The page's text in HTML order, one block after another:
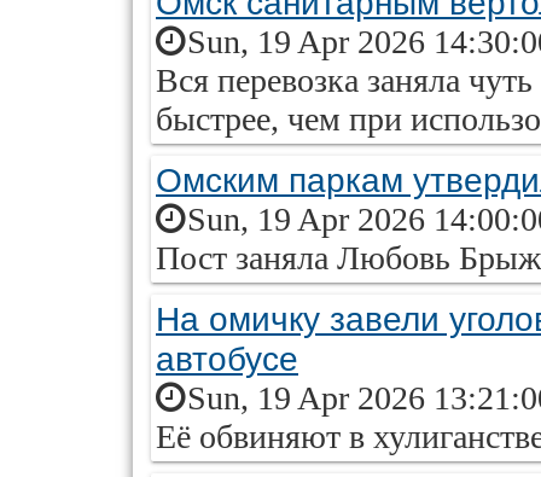
Sun, 19 Apr 2026
Вся перевозка заняла
быстрее, чем при
Омским паркам
Sun, 19 Apr 2026
Пост заняла Любовь
На омичку завели
автобусе
Sun, 19 Apr 2026
Её обвиняют в